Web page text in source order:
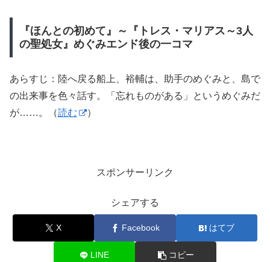
『ほんとの初めて』～『トレス・マリアス～3人
の聖処女』めぐみエンド後の一コマ
あらすじ：陸へ戻る船上、裕輔は、助手のめぐみと、島で
の出来事を色々話す。「忘れものがある」というめぐみだ
が……。（読む ）
スポンサーリンク
シェアする
X Facebook はてブ
LINE コピー